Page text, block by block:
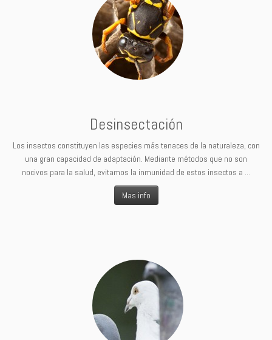
Desinsectación
Los insectos constituyen las especies más tenaces de la naturaleza, con
una gran capacidad de adaptación. Mediante métodos que no son
nocivos para la salud, evitamos la inmunidad de estos insectos a ...
Mas info